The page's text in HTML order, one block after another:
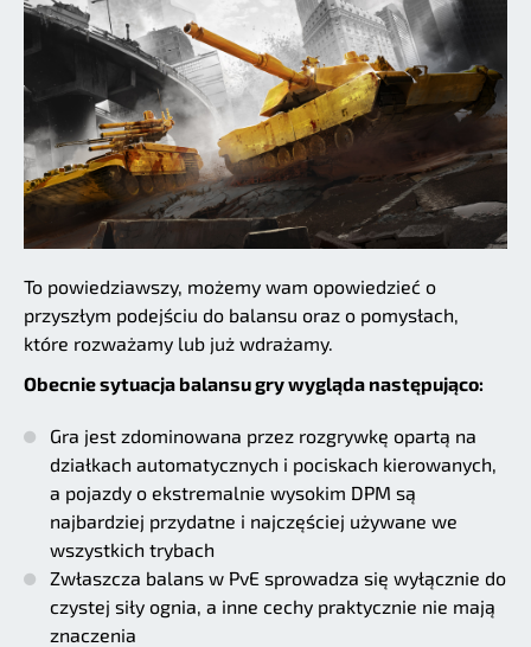
To powiedziawszy, możemy wam opowiedzieć o
przyszłym podejściu do balansu oraz o pomysłach,
które rozważamy lub już wdrażamy.
Obecnie sytuacja balansu gry wygląda następująco:
Gra jest zdominowana przez rozgrywkę opartą na
działkach automatycznych i pociskach kierowanych,
a pojazdy o ekstremalnie wysokim DPM są
najbardziej przydatne i najczęściej używane we
wszystkich trybach
Zwłaszcza balans w PvE sprowadza się wyłącznie do
czystej siły ognia, a inne cechy praktycznie nie mają
znaczenia